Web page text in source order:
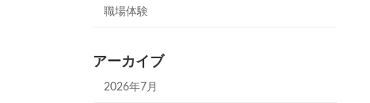
職場体験
アーカイブ
2026年7月